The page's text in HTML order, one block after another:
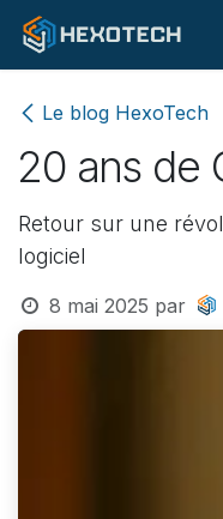
Se rendre au contenu
Le blog HexoTech
20 ans de
Retour sur une
logiciel
8 mai 2025 par